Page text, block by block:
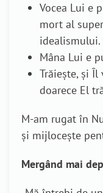
Vocea Lui e
mort al
idealismului.
Mâna Lui e
Trăiește, și
doarece El
M-am rugat în
și mijlocește
Mergând mai